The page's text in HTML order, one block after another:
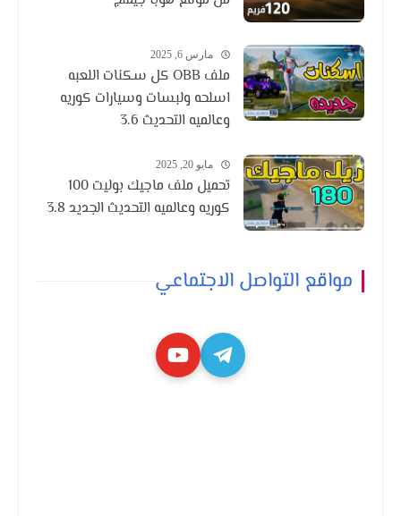
مارس 6, 2025
ملف OBB كل سكنات اللعبه
اسلحه ولبسات وسيارات كوريه
وعالميه التحديث 3.6
مايو 20, 2025
تحميل ملف ماجيك بوليت 100
كوريه وعالميه التحديث الجديد 3.8
مواقع التواصل الاجتماعي